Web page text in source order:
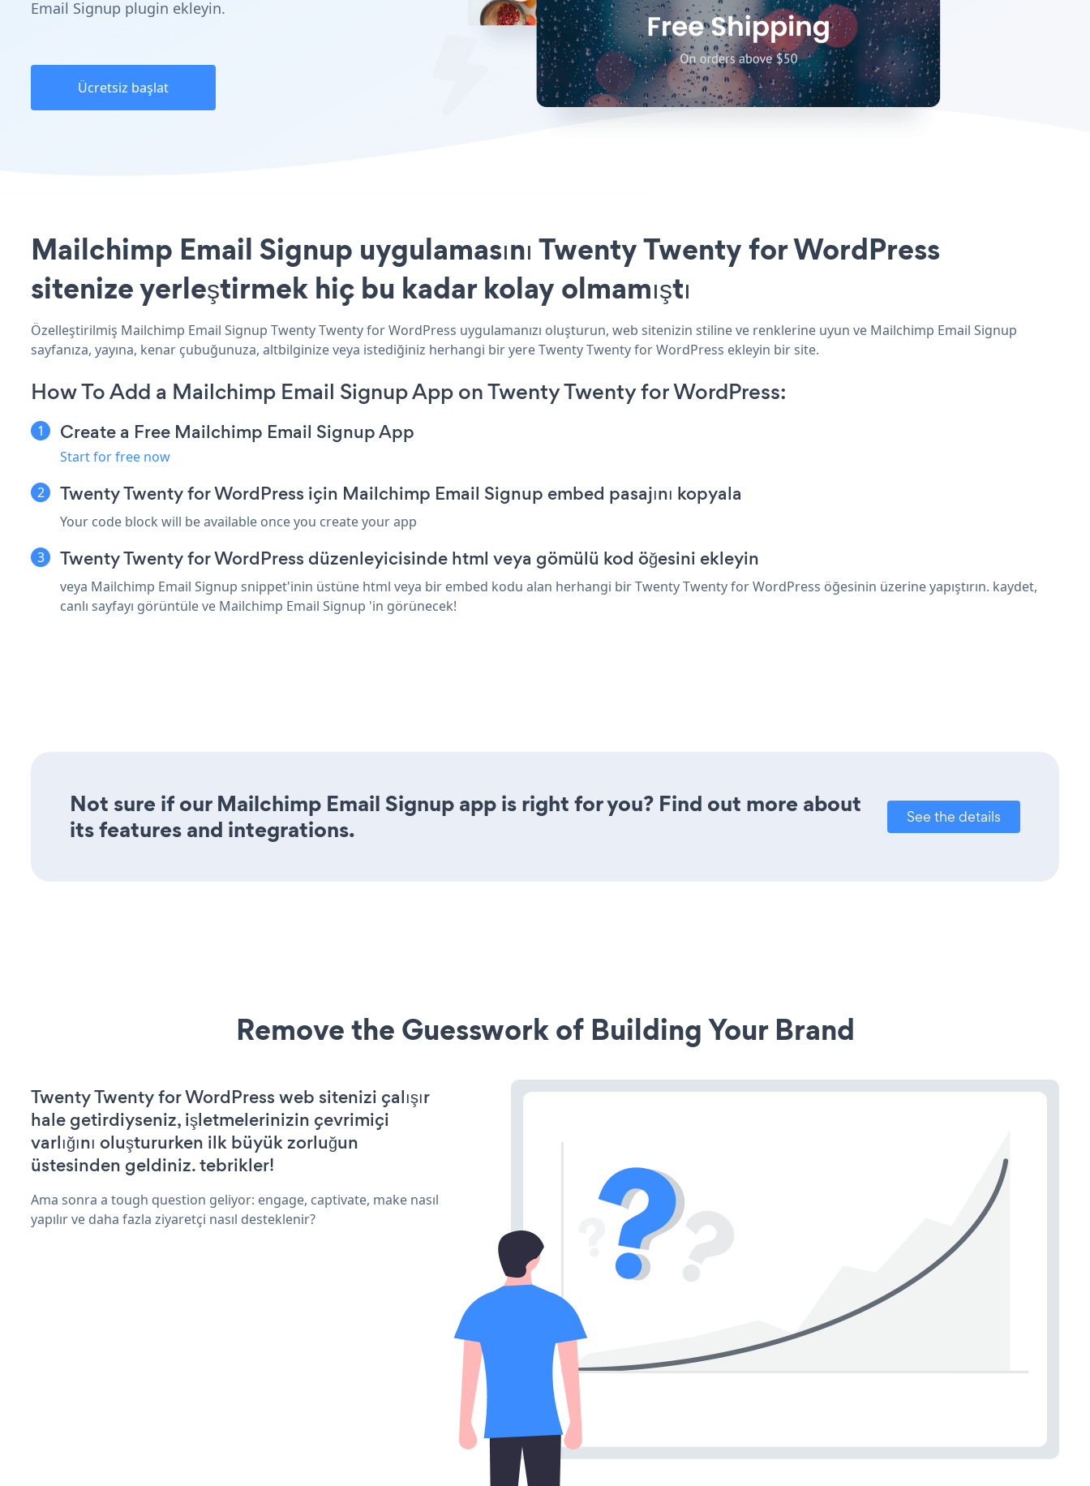
Email Signup plugin ekleyin.
Ücretsiz başlat
Mailchimp Email Signup uygulamasını Twenty Twenty for WordPress
sitenize yerleştirmek hiç bu kadar kolay olmamıştı
Özelleştirilmiş Mailchimp Email Signup Twenty Twenty for WordPress uygulamanızı oluşturun, web sitenizin stiline ve renklerine uyun ve Mailchimp Email Signup
sayfanıza, yayına, kenar çubuğunuza, altbilginize veya istediğiniz herhangi bir yere Twenty Twenty for WordPress ekleyin bir site.
How To Add a Mailchimp Email Signup App on Twenty Twenty for WordPress:
Create a Free Mailchimp Email Signup App
Start for free now
Twenty Twenty for WordPress için Mailchimp Email Signup embed pasajını kopyala
Your code block will be available once you create your app
Twenty Twenty for WordPress düzenleyicisinde html veya gömülü kod öğesini ekleyin
veya Mailchimp Email Signup snippet'inin üstüne html veya bir embed kodu alan herhangi bir Twenty Twenty for WordPress öğesinin üzerine yapıştırın. kaydet,
canlı sayfayı görüntüle ve Mailchimp Email Signup 'in görünecek!
Not sure if our Mailchimp Email Signup app is right for you? Find out more about
its features and integrations.
See the details
Remove the Guesswork of Building Your Brand
Twenty Twenty for WordPress web sitenizi çalışır
hale getirdiyseniz, işletmelerinizin çevrimiçi
varlığını oluştururken ilk büyük zorluğun
üstesinden geldiniz. tebrikler!
Ama sonra a tough question geliyor: engage, captivate, make nasıl
yapılır ve daha fazla ziyaretçi nasıl desteklenir?